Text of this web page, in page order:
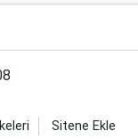
Sitene Ekle